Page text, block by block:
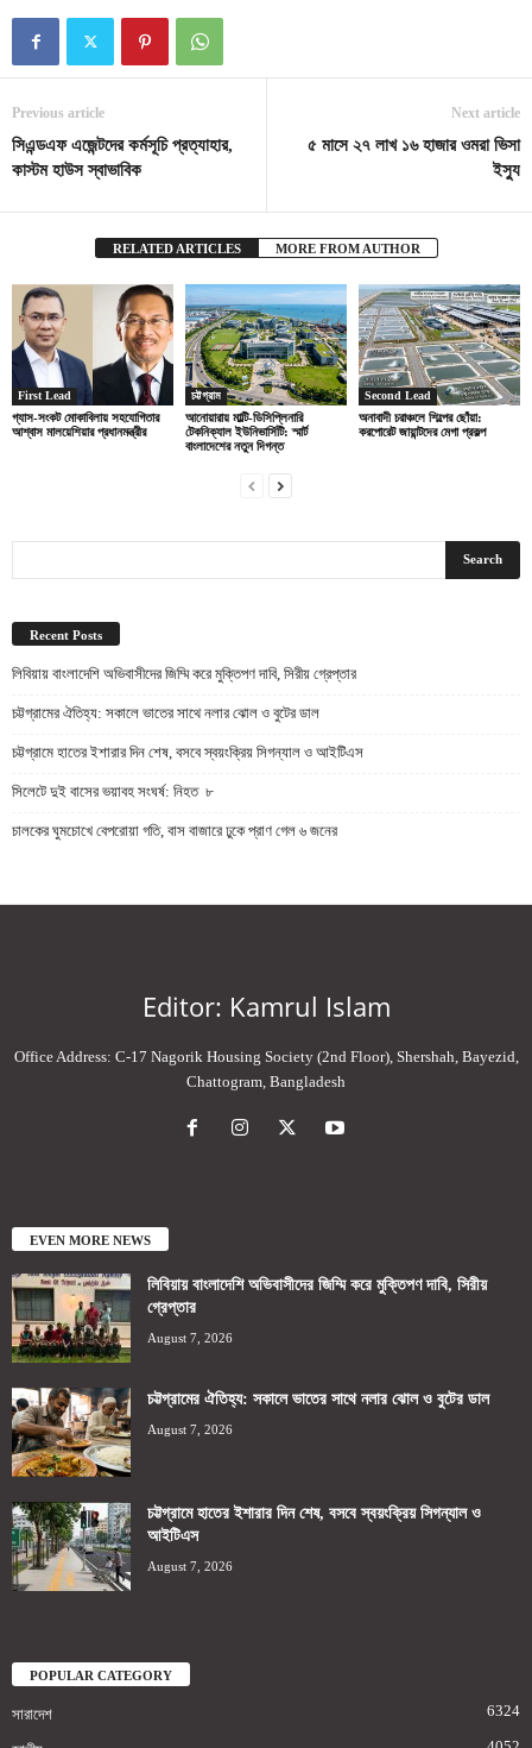
Previous article
সিএন্ডএফ এজেন্টদের কর্মসূচি প্রত্যাহার,
কাস্টম হাউস স্বাভাবিক
Next article
৫ মাসে ২৭ লাখ ১৬ হাজার ওমরা ভিসা
ইস্যু
RELATED ARTICLES MORE FROM AUTHOR
First Lead
গ্যাস-সংকট মোকাবিলায় সহযোগিতার
আশ্বাস মালয়েশিয়ার প্রধানমন্ত্রীর
চট্টগ্রাম
আনোয়ারায় মাল্টি-ডিসিপ্লিনারি
টেকনিক্যাল ইউনিভার্সিটি: স্মার্ট
বাংলাদেশের নতুন দিগন্ত
Second Lead
অনাবাদী চরাঞ্চলে শিল্পের ছোঁয়া:
করপোরেট জায়ান্টদের মেগা প্রকল্প
Recent Posts
লিবিয়ায় বাংলাদেশি অভিবাসীদের জিম্মি করে মুক্তিপণ দাবি, সিরীয় গ্রেপ্তার
চট্টগ্রামের ঐতিহ্য: সকালে ভাতের সাথে নলার ঝোল ও বুটের ডাল
চট্টগ্রামে হাতের ইশারার দিন শেষ, বসবে স্বয়ংক্রিয় সিগন্যাল ও আইটিএস
সিলেটে দুই বাসের ভয়াবহ সংঘর্ষ: নিহত ৮
চালকের ঘুমচোখে বেপরোয়া গতি, বাস বাজারে ঢুকে প্রাণ গেল ৬ জনের
Editor: Kamrul Islam
Office Address: C-17 Nagorik Housing Society (2nd Floor), Shershah, Bayezid,
Chattogram, Bangladesh
EVEN MORE NEWS
লিবিয়ায় বাংলাদেশি অভিবাসীদের জিম্মি করে মুক্তিপণ দাবি, সিরীয়
গ্রেপ্তার
August 7, 2026
চট্টগ্রামের ঐতিহ্য: সকালে ভাতের সাথে নলার ঝোল ও বুটের ডাল
August 7, 2026
চট্টগ্রামে হাতের ইশারার দিন শেষ, বসবে স্বয়ংক্রিয় সিগন্যাল ও
আইটিএস
August 7, 2026
POPULAR CATEGORY
সারাদেশ 6324